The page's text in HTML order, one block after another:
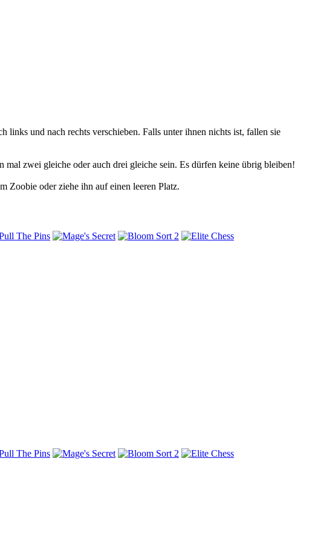
links und nach rechts verschieben. Falls unter ihnen nichts ist, fallen sie
zwei gleiche oder auch drei gleiche sein. Es dürfen keine übrig bleiben!
Zoobie oder ziehe ihn auf einen leeren Platz.